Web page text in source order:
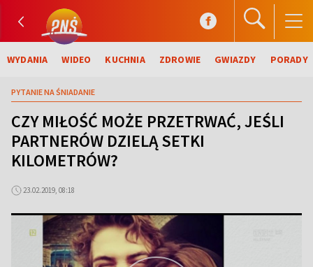
WYDANIA WIDEO KUCHNIA ZDROWIE GWIAZDY PORADY
PYTANIE NA ŚNIADANIE
CZY MIŁOŚĆ MOŻE PRZETRWAĆ, JEŚLI
PARTNERÓW DZIELĄ SETKI
KILOMETRÓW?
23.02.2019, 08:18